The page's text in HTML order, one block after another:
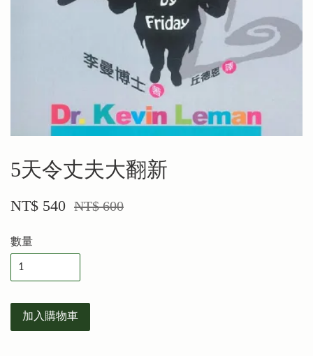
5天令丈夫大翻新
NT$ 540 NT$ 600
數量
加入購物車